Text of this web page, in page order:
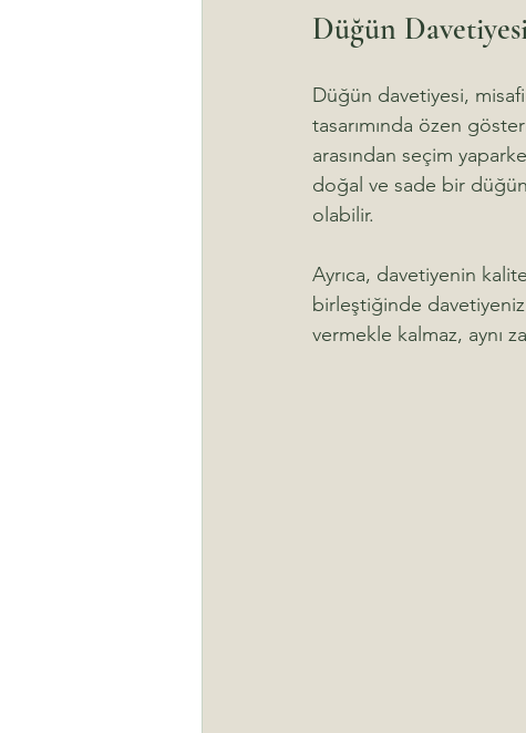
Düğün
Düğün davetiyesi,
tasarımında özen
arasından seçim
doğal ve sade bir
olabilir.
Ayrıca, davetiyenin
birleştiğinde
vermekle kalmaz, aynı